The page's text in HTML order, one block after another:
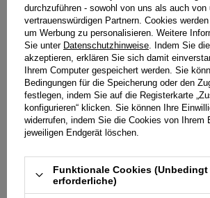
HINTERLASSEN SIE IHR
TEILEN SIE IHRE
MIT
Jede Meinung hilft anderen Kundinnen
Wenn Sie dieses Modell getragen
Eindrücke mit - jedes Detail
5/5
durchzuführen - sowohl von uns als auch von
vertrauenswürdigen Partnern. Cookies
um Werbung zu personalisieren. Weitere
Sie unter Datenschutzhinweise . Indem Sie
akzeptieren, erklären Sie sich damit
Ihrem Computer gespeichert werden. Sie
Bedingungen für die Speicherung oder den
festlegen, indem Sie auf die Registerkarte
konfigurieren“ klicken. Sie können Ihre
widerrufen, indem Sie die Cookies von Ihrem
jeweiligen Endgerät löschen.
Funktionale Cookies (Unbedingt
erforderliche)